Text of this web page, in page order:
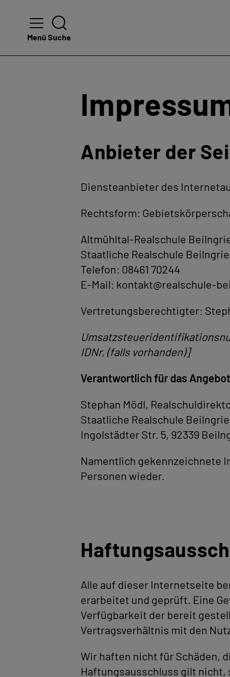
Menü Suche
Anbieter der
Diensteanbieter des
Rechtsform:
Altmühltal-Realschule
Staatliche Realschule
Telefon: 08461 70244
E-Mail: kontakt@realschule-
Vertretungsberechtigter:
IDNr, (falls vorhanden)]
Verantwortlich für das Angebot
Stephan Mödl,
Staatliche Realschule
Ingolstädter Str. 5, 92339
Namentlich gekennzeichnete
Personen wieder.
Alle auf dieser Internetseite
erarbeitet und geprüft. Eine
Verfügbarkeit der bereit
Vertragsverhältnis mit den
Wir haften nicht für Schäden,
Haftungsausschluss gilt nicht,